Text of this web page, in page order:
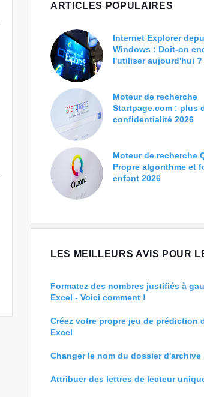
ARTICLES POPULAIRES
Internet Explorer
Windows : Doit-on
l'utiliser aujourd'hui ?
Moteur de recherche
Startpage.com : plus
confidentialité 2026
Moteur de recherche
Propre algorithme et
enfant 2026
LES MEILLEURS AVIS POUR
Formatez des nombres justifiés à
Excel - Voici comment !
Créez votre propre jeu de prédiction
Excel
Changer le nom du dossier d'archive
Attribuer des lettres de lecteur